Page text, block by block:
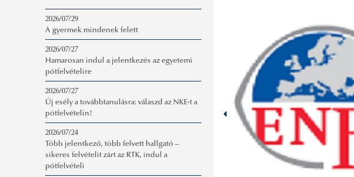
2026/07/29
A gyermek mindenek felett
2026/07/27
Hamarosan indul a jelentkezés az egyetemi
pótfelvételire
2026/07/27
Új esély a továbbtanulásra: válaszd az NKE-t a
pótfelvételin!
2026/07/24
Több jelentkező, több felvett hallgató –
sikeres felvételit zárt az RTK, indul a
pótfelvételi